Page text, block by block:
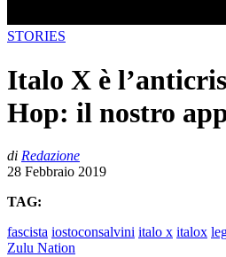
STORIES
Italo X è
Hop: il nostro
di Redazione
28 Febbraio 2019
TAG:
fascista iostoconsalvini italo x italox
Zulu Nation